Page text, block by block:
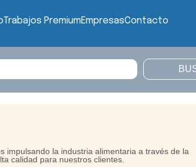
Trabajos PremiumEmpresasContacto
impulsando la industria alimentaria a través de la
calidad para nuestros clientes.